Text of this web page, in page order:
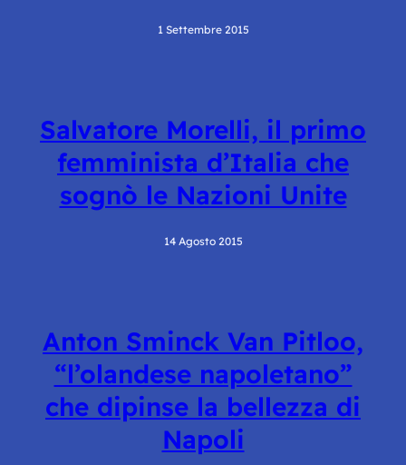
1 Settembre 2015
Salvatore Morelli, il primo
femminista d’Italia che
sognò le Nazioni Unite
14 Agosto 2015
Anton Sminck Van Pitloo,
“l’olandese napoletano”
che dipinse la bellezza di
Napoli